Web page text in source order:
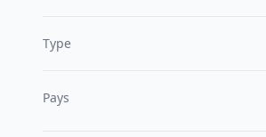
Type
Pays